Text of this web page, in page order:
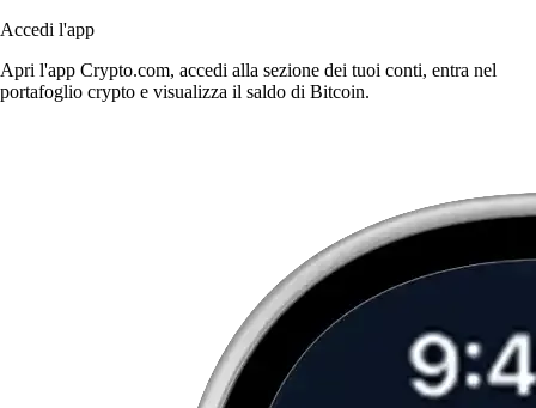
Accedi l'app
Apri l'app Crypto.com, accedi alla sezione dei tuoi conti, entra nel
portafoglio crypto e visualizza il saldo di Bitcoin.